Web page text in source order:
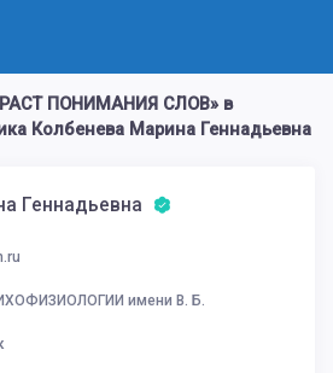
ПОНИМАНИЯ СЛОВ» в
Колбенева Марина Геннадьевна
Геннадьевна
имени В. Б.